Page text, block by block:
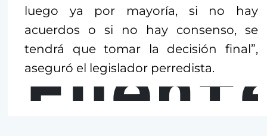
luego ya por mayoría, si no hay
acuerdos o si no hay consenso, se
tendrá que tomar la decisión final”,
aseguró el legislador perredista.